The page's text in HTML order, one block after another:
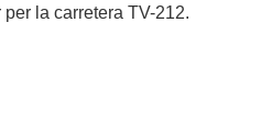
la carretera TV-212.